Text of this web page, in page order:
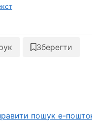
Зберегти
пошук е-